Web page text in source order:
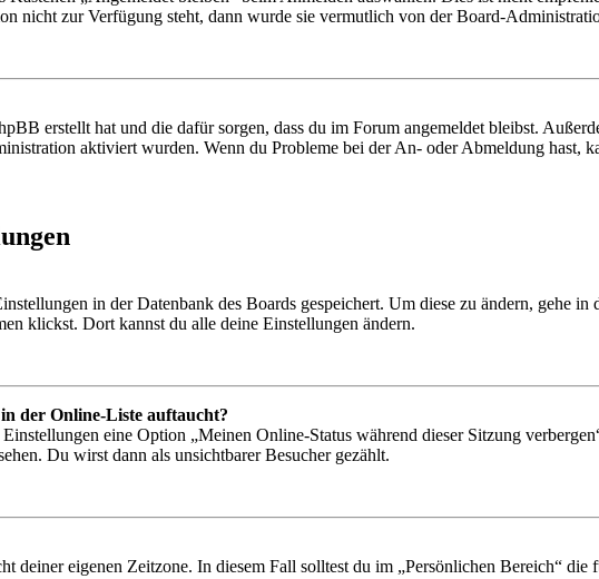
nicht zur Verfügung steht, dann wurde sie vermutlich von der Board-
erstellt hat und die dafür sorgen, dass du im Forum angemeldet bleibst.
aktiviert wurden. Wenn du Probleme bei der An- oder Abmeldung hast,
in der Datenbank des Boards gespeichert. Um diese zu ändern, gehe
klickst. Dort kannst du alle deine Einstellungen ändern.
der Online-Liste auftaucht?
eine Option „Meinen Online-Status während dieser Sitzung
Du wirst dann als unsichtbarer Besucher gezählt.
deiner eigenen Zeitzone. In diesem Fall solltest du im „Persönlichen Bereich“